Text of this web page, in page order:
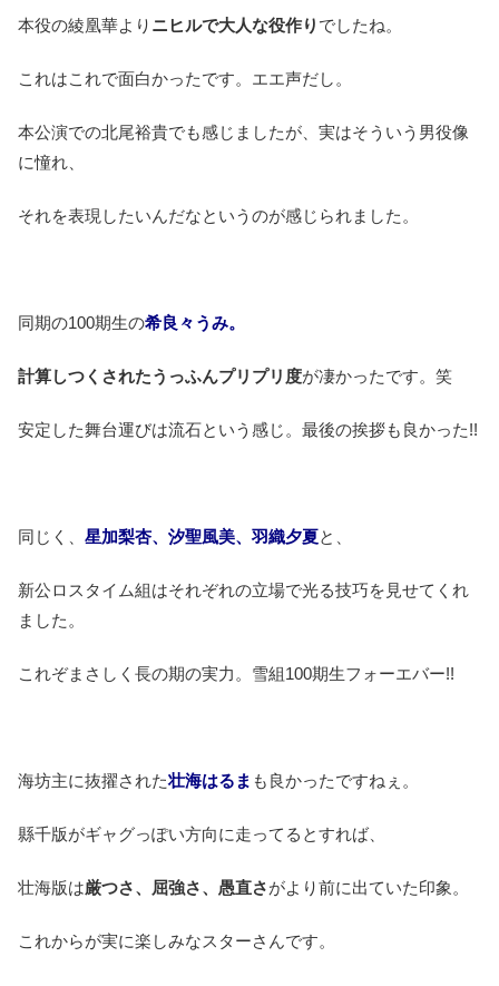
本役の綾凰華より ニヒルで大人な役作り でしたね。
これはこれで面白かったです。エエ声だし。
本公演での北尾裕貴でも感じましたが、実はそういう男役像
に憧れ、
それを表現したいんだなというのが感じられました。
同期の100期生の希良々うみ。
計算しつくされたうっふんプリプリ度が凄かったです。笑
安定した舞台運びは流石という感じ。最後の挨拶も良かった!!
同じく、 星加梨杏、汐聖風美、羽織夕夏と、
新公ロスタイム組はそれぞれの立場で光る技巧を見せてくれ
ました。
これぞまさしく長の期の実力。雪組100期生フォーエバー!!
海坊主に抜擢された壮海はるま も良かったですねぇ。
縣千版がギャグっぽい方向に走ってるとすれば、
壮海版は厳つさ、屈強さ、愚直さがより前に出ていた印象。
これからが実に楽しみなスターさんです。